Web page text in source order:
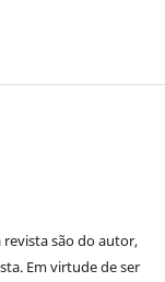
são do autor,
Em virtude de ser